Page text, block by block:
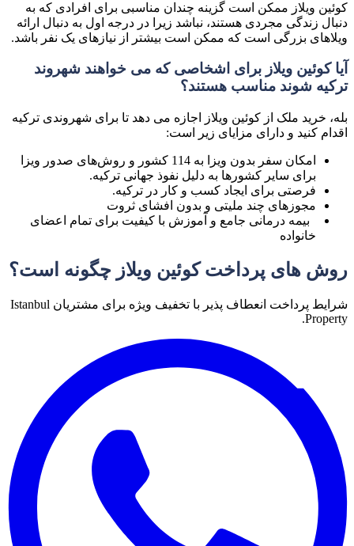
کوئین ویلاز ممکن است گزینه چندان مناسبی برای افرادی که به
دنبال زندگی مجردی هستند، نباشد زیرا در درجه اول به دنبال ارائه
ویلاهای بزرگی است که ممکن است بیشتر از نیازهای یک نفر باشد.
آیا کوئین ویلاز برای اشخاصی که می خواهند شهروند
ترکیه شوند مناسب هستند؟
بله، خرید ملک از کوئین ویلاز اجازه می دهد تا برای شهروندی ترکیه
اقدام کنید و دارای مزایای زیر است:
امکان سفر بدون ویزا به 114 کشور و روش‌های صدور ویزا
برای سایر کشورها به دلیل نفوذ جهانی ترکیه.
فرصتی برای ایجاد کسب و کار در ترکیه.
مجوزهای چند ملیتی و بدون افشای ثروت
بیمه درمانی جامع و آموزش با کیفیت برای تمام اعضای
خانواده
روش های پرداخت کوئین ویلاز چگونه است؟
شرایط پرداخت انعطاف پذیر با تخفیف ویژه برای مشتریان Istanbul
Property
.